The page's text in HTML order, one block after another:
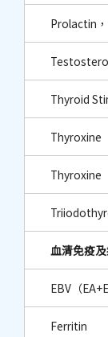
Prolactin
Thyroid
Thyroxine
Thyroxine
血清免疫
EBV（
Ferritin